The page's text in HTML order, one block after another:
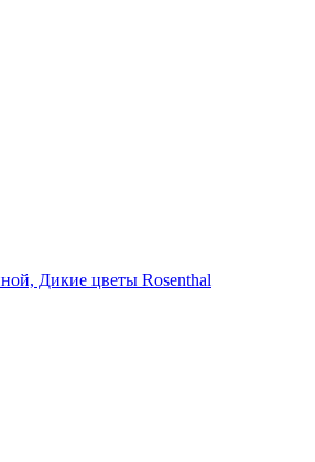
Дикие цветы Rosenthal